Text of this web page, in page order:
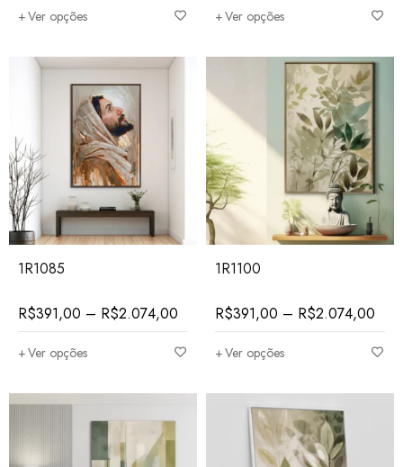
Ver opções Ver opções
1R1085
R$391,00 – R$2.074,00
Ver opções
1R1100
R$391,00 – R$2.074,00
Ver opções